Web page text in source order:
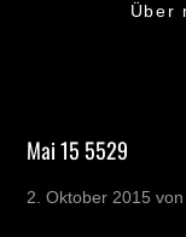
Über
Mai 15 5529
2. Oktober 2015